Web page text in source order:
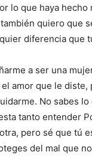
lo que haya hecho
quiero que
diferencia que
a ser una
amor que le diste,
No sabes
tanto entender
pero sé que tú
del mal que